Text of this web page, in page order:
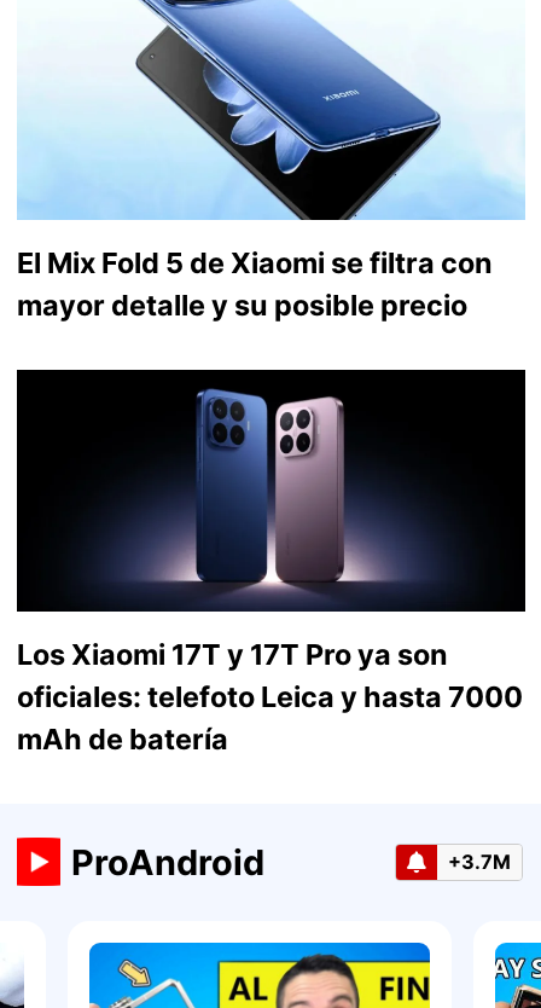
El Mix Fold 5 de Xiaomi se filtra con
mayor detalle y su posible precio
Los Xiaomi 17T y 17T Pro ya son
oficiales: telefoto Leica y hasta 7000
mAh de batería
ProAndroid +3.7M